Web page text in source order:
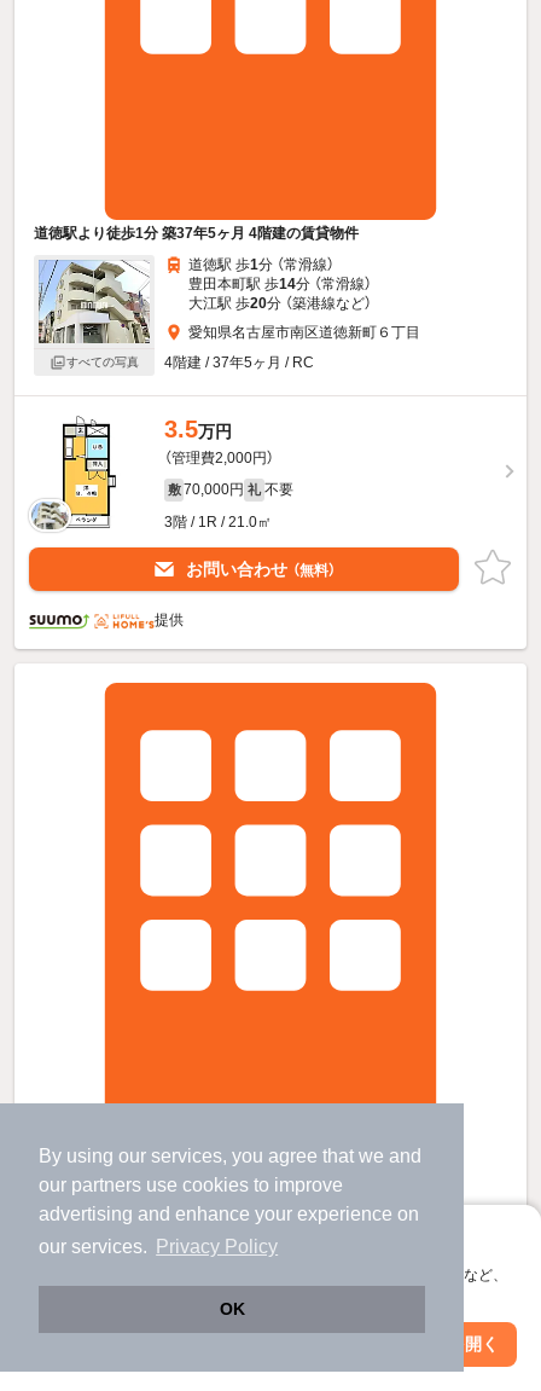
By using our services, you agree that we and
our partners use cookies to improve
advertising and enhance your experience on
our services.
Privacy Policy
OK
アプリに切り替えて、サクサクお部屋探し
会員登録なしですぐ使える。マップ検索やお気に入り保存など、
アプリを開く
道徳駅より徒歩1分 築37年5ヶ月 4階建の賃貸物件
すべての写真
道徳駅 歩1分 （常滑線）
豊田本町駅 歩14分 （常滑線）
大江駅 歩20分 （築港線など）
愛知県名古屋市南区道徳新町６丁目
4階建 / 37年5ヶ月 / RC
3.5万円
（管理費2,000円）
敷 70,000円 礼 不要
3階 / 1R / 21.0㎡
お問い合わせ （無料）
提供
道徳駅より徒歩5分 築40年8ヶ月 2階建の賃貸物件
分 （常滑線）
大江駅 歩 15分 （築港線など ）
豊田本町駅 歩
駐輪場あり
絞り込み条件を変更